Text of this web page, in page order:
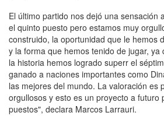
El último partido nos dejó una sensación
el quinto puesto pero estamos muy
construido, la oportunidad que le hemos
y la forma que hemos tenido de jugar, ya
la historia hemos logrado superr el
ganado a naciones importantes como
las mejores del mundo. La valoración es
orgullosos y esto es un proyecto a futuro
puestos", declara Marcos Larrauri.